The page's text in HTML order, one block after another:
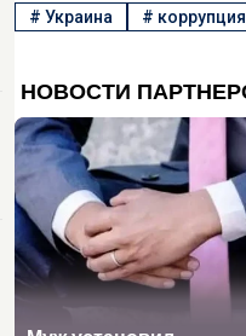
# Украина # коррупция